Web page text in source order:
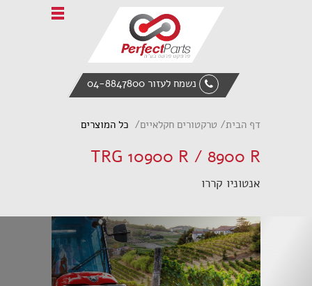
Home
ציוד הנדסי
Italiano
נשמח לעזור 04-8847800
דף הבית טרקטורים חקלאיים כל המוצרים
TRG 10900 R / 8900 R
אנטוניו קררו